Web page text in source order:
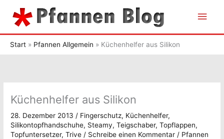
Inhalt
Start Pfannen Allgemein Küchenhelfer aus Silikon
Küchenhelfer aus Silikon
28. Dezember 2013 / Fingerschutz, Küchenhelfer,
Silikontopfhandschuhe, Steamy,Teigschaber,Topflappen,
Topfuntersetzer,Trive / Schreibe einen Kommentar / Pfannen